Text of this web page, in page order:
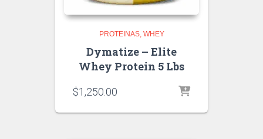
PROTEINAS WHEY
Dymatize – Elite
Whey Protein 5 Lbs
$1,250.00